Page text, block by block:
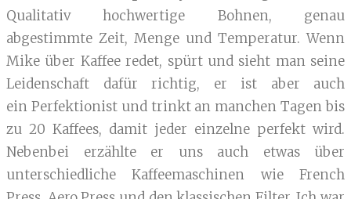
Qualitativ hochwertige Bohnen, genau
abgestimmte Zeit, Menge und Temperatur. Wenn
Mike über Kaffee redet, spürt und sieht man seine
Leidenschaft dafür richtig, er ist aber auch
ein Perfektionist und trinkt an manchen Tagen bis
zu 20 Kaffees, damit jeder einzelne perfekt wird.
Nebenbei erzählte er uns auch etwas über
unterschiedliche Kaffeemaschinen wie French